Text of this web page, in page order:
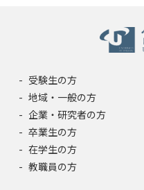
受験生の方
地域・一般の方
企業・研究者の方
卒業生の方
在学生の方
教職員の方